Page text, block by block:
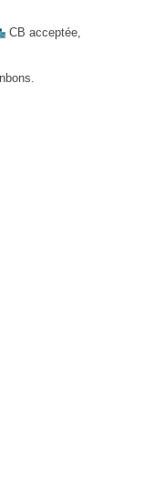
CB acceptée,